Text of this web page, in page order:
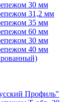
30 мм
31,2 мм
35 мм
60 мм
30 мм
40 мм
Профиль"